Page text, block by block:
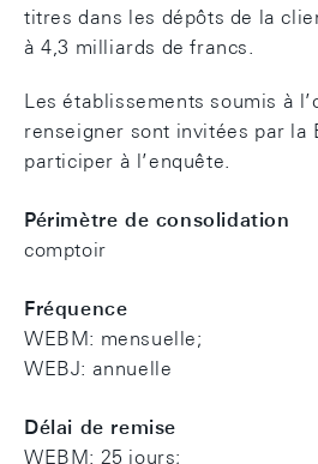
titres dans les dépôts de la
à 4,3 milliards de francs.
Les établissements soumis à
renseigner sont invitées par la
participer à l’enquête.
Périmètre de consolidation
comptoir
Fréquence
WEBM: mensuelle;
WEBJ: annuelle
Délai de remise
WEBM: 25 jours;